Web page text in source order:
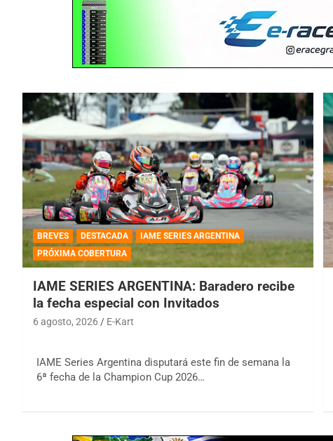
BREVES DESTACADA
IAME SERIES ARGENTINA
PRÓXIMA COBERTURA
IAME SERIES ARGENTINA: Baradero recibe
la fecha especial con Invitados
6 agosto, 2026 E-Kart
IAME Series Argentina disputará este fin de semana la
6ª fecha de la Champion Cup 2026…